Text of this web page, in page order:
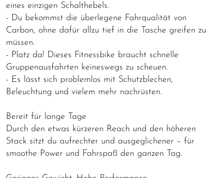
eines einzigen Schalthebels.
- Du bekommst die überlegene Fahrqualität von
Carbon, ohne dafür allzu tief in die Tasche greifen zu
müssen.
- Platz da! Dieses Fitnessbike braucht schnelle
Gruppenausfahrten keineswegs zu scheuen.
- Es lässt sich problemlos mit Schutzblechen,
Beleuchtung und vielem mehr nachrüsten.
Bereit für lange Tage
Durch den etwas kürzeren Reach und den höheren
Stack sitzt du aufrechter und ausgeglichener – für
smoothe Power und Fahrspaß den ganzen Tag.